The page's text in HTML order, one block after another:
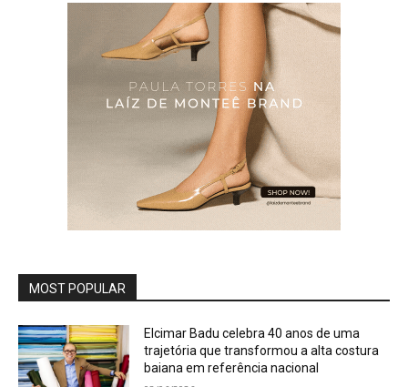
MOST POPULAR
Elcimar Badu celebra 40 anos de uma
trajetória que transformou a alta costura
baiana em referência nacional